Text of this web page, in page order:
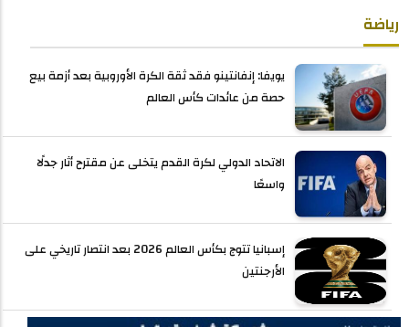
رياضة
يويفا: إنفانتينو فقد ثقة الكرة الأوروبية بعد أزمة بيع
حصة من عائدات كأس العالم
الاتحاد الدولي لكرة القدم يتخلى عن مقترح أثار جدلًا
واسعًا
إسبانيا تتوج بكأس العالم 2026 بعد انتصار تاريخي على
الأرجنتين